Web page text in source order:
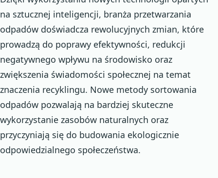
na sztucznej inteligencji, branża przetwarzania
odpadów doświadcza rewolucyjnych zmian, które
prowadzą do poprawy efektywności, redukcji
negatywnego wpływu na środowisko oraz
zwiększenia świadomości społecznej na temat
znaczenia recyklingu. Nowe metody sortowania
odpadów pozwalają na bardziej skuteczne
wykorzystanie zasobów naturalnych oraz
przyczyniają się do budowania ekologicznie
odpowiedzialnego społeczeństwa.